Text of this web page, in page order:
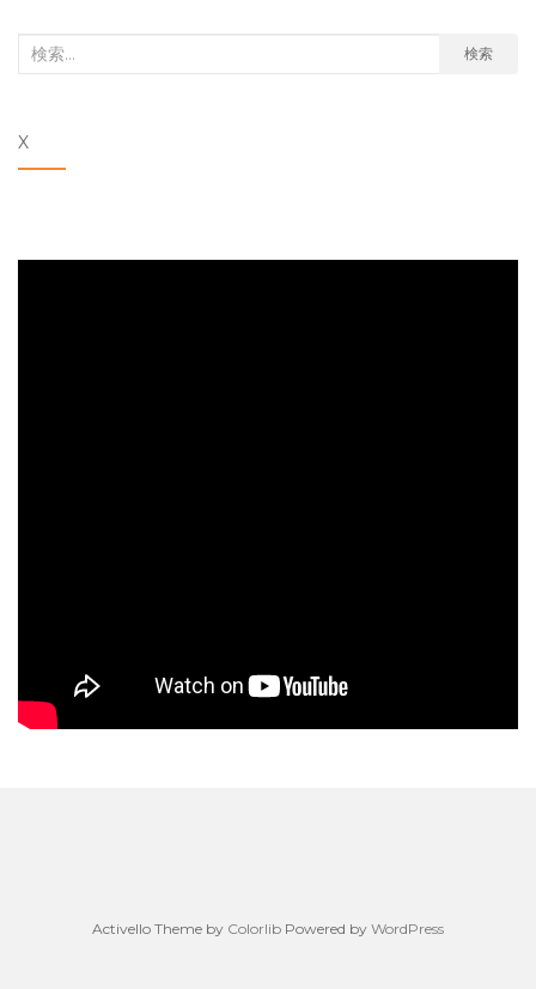
検
象:
検索
X
Activello Theme by Colorlib Powered by WordPress